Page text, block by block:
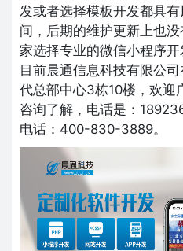
发或者选择模板开发都具
间，后期的维护更新上也
家选择专业的微信小程序开
目前晨通信息科技有限公
代总部中心3栋10楼，欢迎
咨询了解，电话是：
电话：400-830-3889。